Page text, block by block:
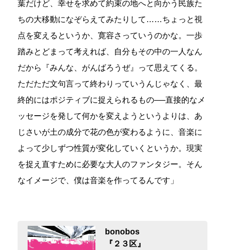
葉だけど、幸せを求めて約束の地へと向かう民族た
ちの大移動になぞらえてみたりして……ちょっと視
点を変えるというか、寛容さっていうのかな。一歩
踏みとどまって考えれば、自分もその中の一人なん
だから『みんな、がんばろうぜ』って思えてくる。
ただただ文句言って終わりっていうんじゃなく、最
終的にはポジティブに捉えられるもの──直接的なメ
ッセージを発して何かを変えようというよりは、あ
じさいが土の成分で花の色が変わるように、音楽に
よって少しずつ性質が変化していくというか。現実
を捉え直すために必要な大人のファンタジー。そん
なイメージで、僕は音楽を作ってるんです」
bonobos
『２３区』